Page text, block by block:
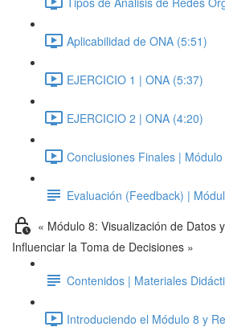
Aplicabilidad de ONA (5:51)
EJERCICIO 1 | ONA (5:37)
EJERCICIO 2 | ONA (4:20)
Conclusiones Finales |
Evaluación (Feedback) |
« Módulo 8: Visualización de Datos
Influenciar la Toma de Decisiones »
Contenidos | Materiales
Introduciendo el Módulo 8 y